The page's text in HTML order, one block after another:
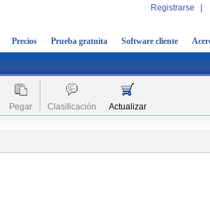
Registrarse
Precios Prueba gratuita Software cliente
Pegar Clasificación
Actualizar